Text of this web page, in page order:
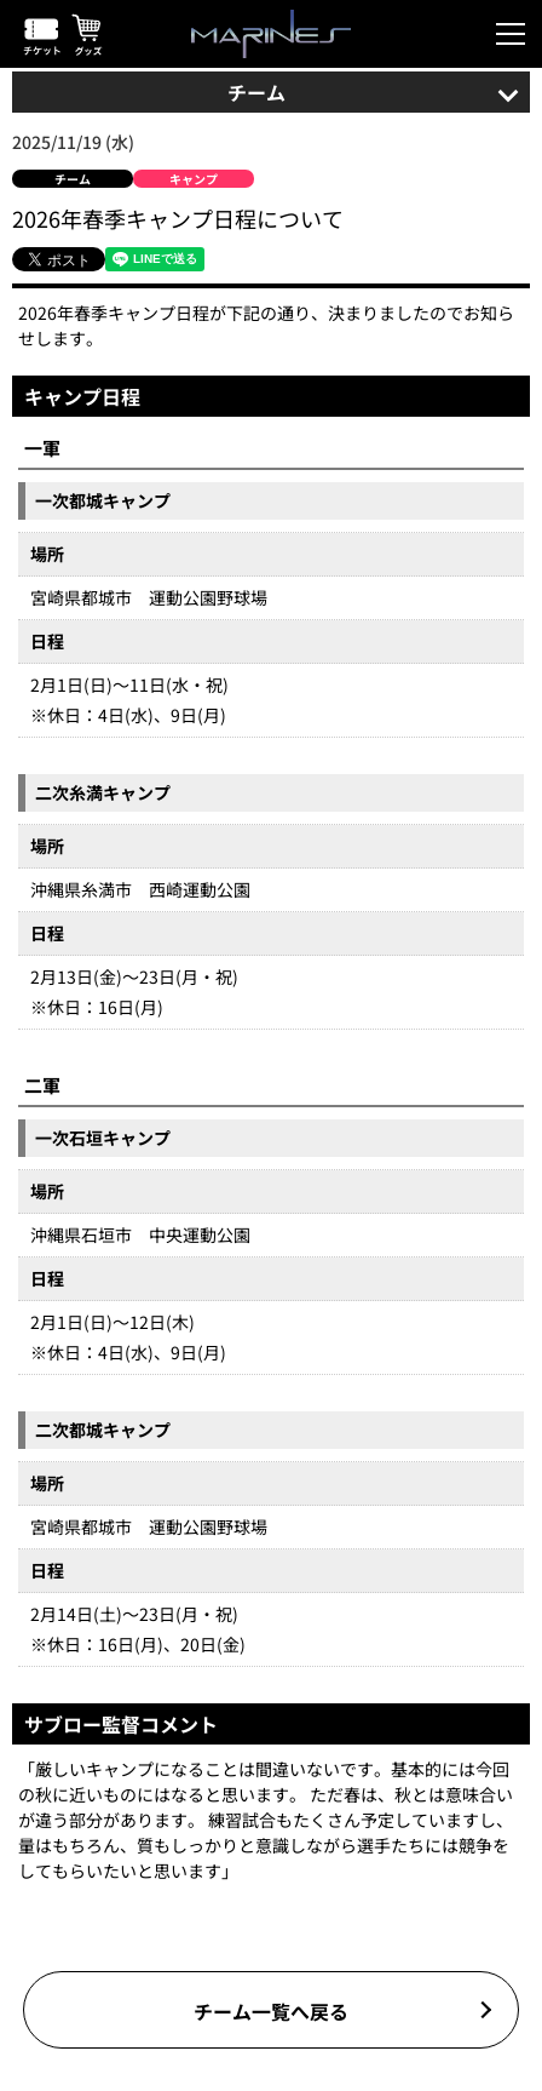
チーム
2025/11/19 (水)
チーム キャンプ
2026年春季キャンプ日程について
2026年春季キャンプ日程が下記の通り、決まりましたのでお知ら
せします。
キャンプ日程
一軍
一次都城キャンプ
場所
宮崎県都城市 運動公園野球場
日程
2月1日(日)～11日(水・祝)
※休日：4日(水)、9日(月)
二次糸満キャンプ
場所
沖縄県糸満市 西崎運動公園
日程
2月13日(金)～23日(月・祝)
※休日：16日(月)
二軍
一次石垣キャンプ
場所
沖縄県石垣市 中央運動公園
日程
2月1日(日)～12日(木)
※休日：4日(水)、9日(月)
二次都城キャンプ
場所
宮崎県都城市 運動公園野球場
日程
2月14日(土)～23日(月・祝)
※休日：16日(月)、20日(金)
サブロー監督コメント
「厳しいキャンプになることは間違いないです。基本的には今回
の秋に近いものにはなると思います。 ただ春は、秋とは意味合い
が違う部分があります。 練習試合もたくさん予定していますし、
量はもちろん、質もしっかりと意識しながら選手たちには競争を
してもらいたいと思います」
チーム一覧へ戻る